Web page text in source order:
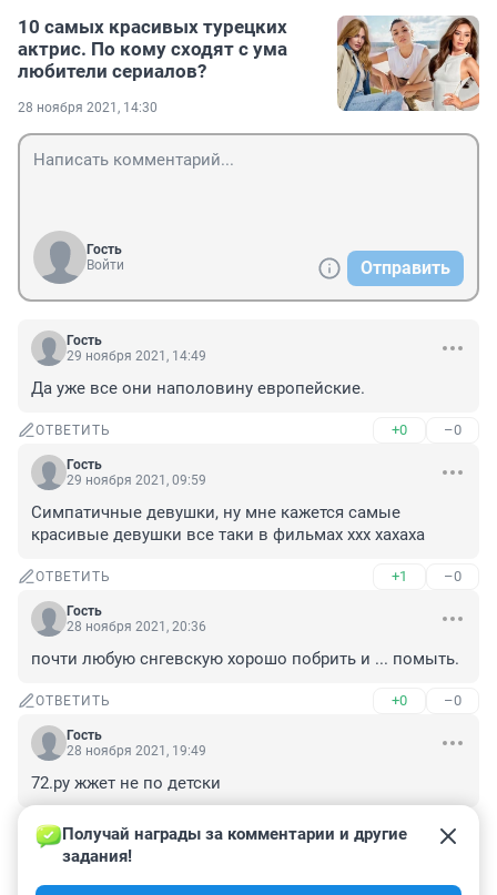
10 самых красивых турецких
актрис. По кому сходят с ума
любители сериалов?
28 ноября 2021, 14:30
Гость
Войти
Отправить
Гость
29 ноября 2021, 14:49
Да уже все они наполовину европейские.
ОТВЕТИТЬ +0 –0
Гость
29 ноября 2021, 09:59
Симпатичные девушки, ну мне кажется самые
красивые девушки все таки в фильмах ххх хахаха
ОТВЕТИТЬ +1 –0
Гость
28 ноября 2021, 20:36
почти любую снгевскую хорошо побрить и ... помыть.
ОТВЕТИТЬ +0 –0
Гость
28 ноября 2021, 19:49
72.ру жжет не по детски
ОТВЕТИТЬ –0
Гость
Получай награды за комментарии и другие
задания!